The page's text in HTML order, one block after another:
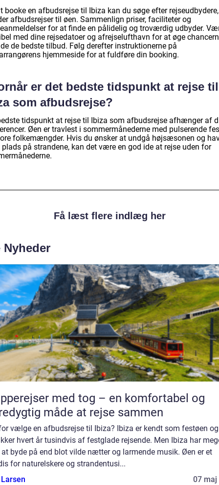
booke en afbudsrejse til Ibiza kan du søge efter
afbudsrejser til øen. Sammenlign priser, faciliteter og
for at finde en pålidelig og troværdig udbyder.
med dine rejsedatoer og afrejselufthavn for at øge
de bedste tilbud. Følg derefter instruktionerne på
hjemmeside for at fuldføre din booking.
er det bedste tidspunkt at rejse til
som afbudsrejse?
tidspunkt at rejse til Ibiza som afbudsrejse afhænger af
Øen er travlest i sommermånederne med pulserende
folkemængder. Hvis du ønsker at undgå højsæsonen og
plads på strandene, kan det være en god ide at rejse uden for
Få læst flere indlæg her
Nyheder
med tog – en komfortabel og
måde at rejse sammen
vælge en afbudsrejse til Ibiza? Ibiza er kendt som festøen og
hvert år tusindvis af festglade rejsende. Men Ibiza har
at byde på end blot vilde nætter og larmende musik. Øen er et
for naturelskere og strandentusi...
07 maj